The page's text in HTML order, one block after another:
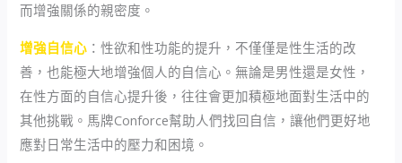
而增強關係的親密度。
增強自信心 ：性欲和性功能的提升，不僅僅是性生活的改
善，也能極大地增強個人的自信心。無論是男性還是女性，
在性方面的自信心提升後，往往會更加積極地面對生活中的
其他挑戰。馬牌Conforce幫助人們找回自信，讓他們更好地
應對日常生活中的壓力和困境。